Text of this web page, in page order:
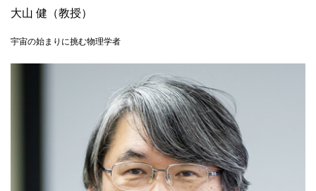
大山 健（教授）
宇宙の始まりに挑む物理学者